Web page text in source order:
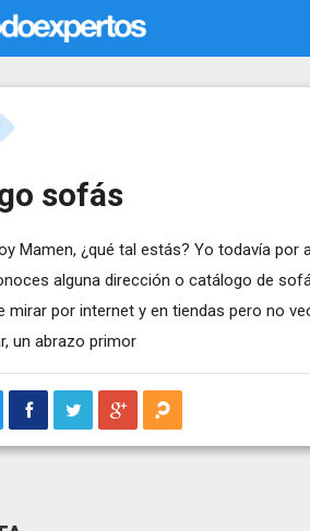
sofás
Mamen, ¿qué tal estás? Yo todavía por
alguna dirección o catálogo de
mirar por internet y en tiendas pero no
un abrazo primor